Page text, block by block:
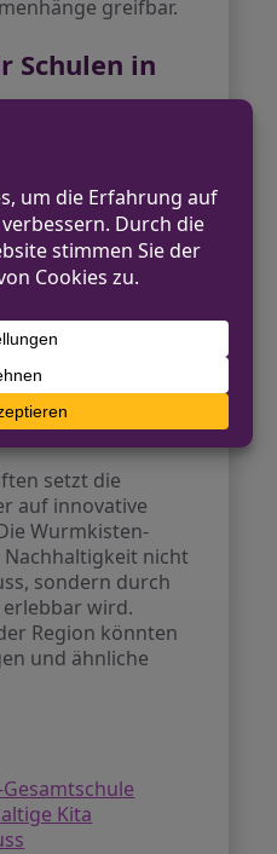
greifbar.
Schulen in
eindrucksvoll, wie
praxisnah und
werden kann. Ein
besuchte
als Vorbild für
Westfalen
setzt die
auf innovative
Wurmkisten-
nicht
sondern durch
wird.
Region könnten
und ähnliche
Kita